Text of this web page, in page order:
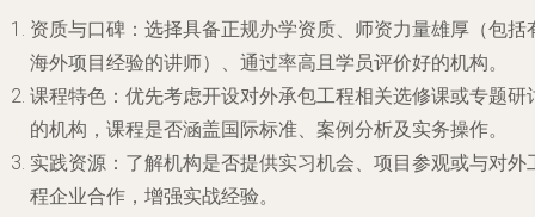
资质与口碑 ：选择具备正规办学资质、师资力量雄厚（包括
海外项目经验的讲师）、通过率高且学员评价好的机构。
课程特色 ：优先考虑开设对外承包工程相关选修课或专题研
的机构，课程是否涵盖国际标准、案例分析及实务操作。
实践资源 ：了解机构是否提供实习机会、项目参观或与对外
程企业合作，增强实战经验。